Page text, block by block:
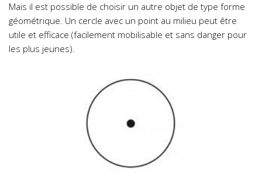
Mais il est possible de choisir un autre objet de type forme
géométrique. Un cercle avec un point au milieu peut être
utile et efficace (facilement mobilisable et sans danger pour
les plus jeunes).